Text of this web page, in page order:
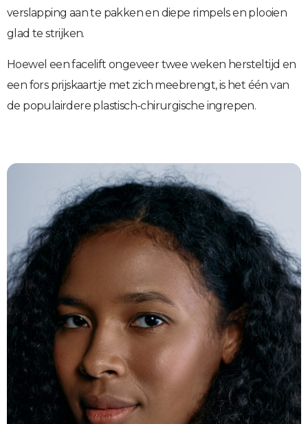
verslapping aan te pakken en diepe rimpels en plooien
glad te strijken.
Hoewel een facelift ongeveer twee weken hersteltijd en
een fors prijskaartje met zich meebrengt, is het één van
de populairdere plastisch-chirurgische ingrepen.